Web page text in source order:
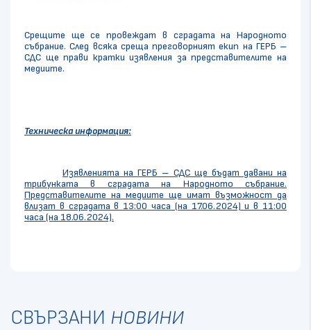
Срещите ще се провеждат в сградата на Народното
събрание. След всяка среща преговорният екип на ГЕРБ –
СДС ще прави кратки изявления за представителите на
медиите.
Техническа информация:
Изявленията на ГЕРБ – СДС ще бъдат давани на
трибунката в сградата на Народното събрание.
Представителите на медиите ще имат възможност да
влизат в сградата в 13:00 часа (на 17.06.2024) и в 11:00
часа (на 18.06.2024).
СВЪРЗАНИ НОВИНИ